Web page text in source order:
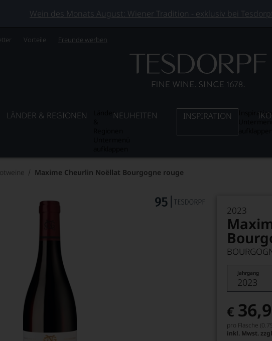
Wein des Monats August: Wiener Tradition - exklusiv bei
Vorteile Freunde werben
LÄNDER & REGIONEN
LänderNEUHEITEN INSPIRATION
Inspiration
Maxime Cheurlin Noëllat Bourgogne rouge
2023
Jahrgang
2023
€
pro Flasche
inkl. Mwst.